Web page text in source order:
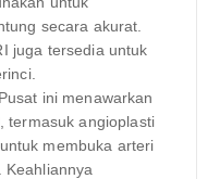
secara akurat.
juga tersedia untuk
Pusat ini menawarkan
termasuk angioplasti
membuka arteri
Keahliannya